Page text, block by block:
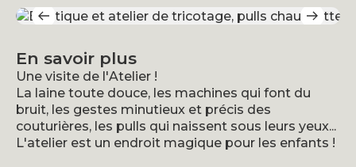
En savoir plus
Une visite de l'Atelier !
La laine toute douce, les machines qui font du
bruit, les gestes minutieux et précis des
couturières, les pulls qui naissent sous leurs yeux...
L'atelier est un endroit magique pour les enfants !